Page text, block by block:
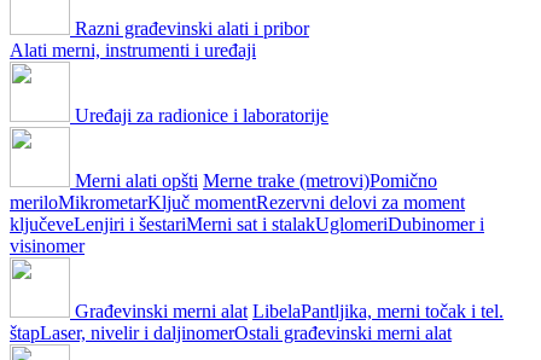
Razni građevinski alati i pribor
Alati merni, instrumenti i uređaji
Uređaji za radionice i laboratorije
Merni alati opšti Merne trake (metrovi)Pomično
meriloMikrometarKljuč momentRezervni delovi za moment
ključeveLenjiri i šestariMerni sat i stalakUglomeriDubinomer i
visinomer
Građevinski merni alat LibelaPantljika, merni točak i tel.
štapLaser, nivelir i daljinomerOstali građevinski merni alat